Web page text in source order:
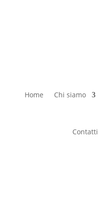
Home Chi siamo
Contatti